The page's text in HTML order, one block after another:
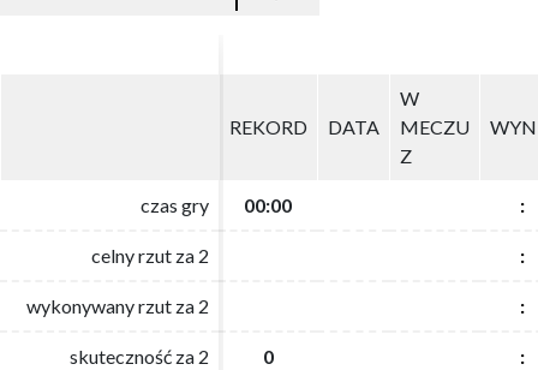
REKORD DATA
W
MECZU
Z
czas gry 00:00 :
celny rzut za 2 :
wykonywany rzut za 2 :
skuteczność za 2 0 :
REKORD DATA
W
MECZU
Z
czas gry 00:00 :
celny rzut za 2 :
wykonywany rzut za 2 :
skuteczność za 2 0 :